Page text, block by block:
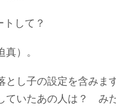
トして？
）。
し子の設定を含みます
ていたあの人は？ み